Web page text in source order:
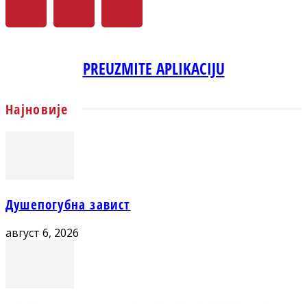
PREUZMITE APLIKACIJU
Најновије
Душепогубна завист
август 6, 2026